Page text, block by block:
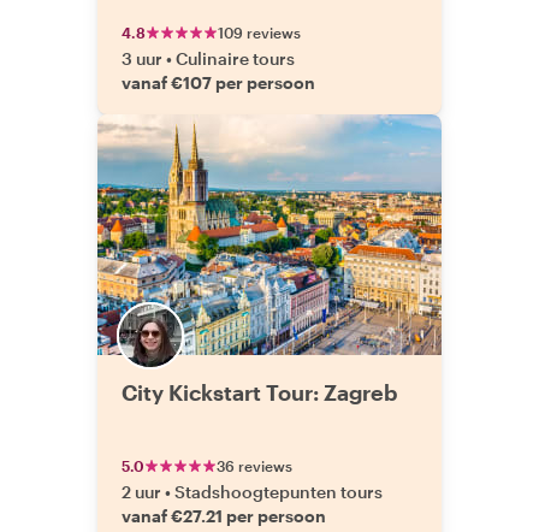
4.8 109 reviews
3 uur •Culinaire tours
vanaf €107 per persoon
City Kickstart Tour: Zagreb
5.0 36 reviews
2 uur •Stadshoogtepunten tours
vanaf €27.21 per persoon